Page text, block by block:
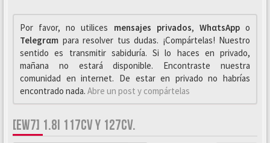
Por favor, no utilices mensajes privados, WhαtsAppo
Telegrαm para resolver tus dudas. ¡Compártelas! Nuestro
sentido es transmitir sabiduría. Si lo haces en privado,
mañana no estará disponible. Encontraste nuestra
comunidad en internet. De estar en privado no habrías
encontrado nada. Abre un post y compártelas
[EW7] 1.8I 117CV Y 127CV.